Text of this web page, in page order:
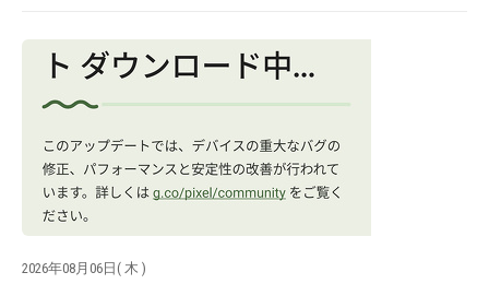
2026年08月06日( 木 )